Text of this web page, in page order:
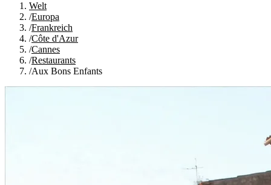
Welt
/Europa
/Frankreich
/Côte d'Azur
/Cannes
/Restaurants
/Aux Bons Enfants